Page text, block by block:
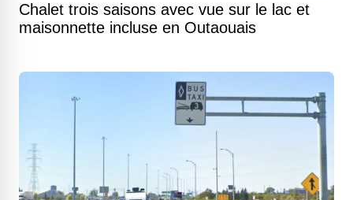
Chalet trois saisons avec vue sur le lac et
maisonnette incluse en Outaouais